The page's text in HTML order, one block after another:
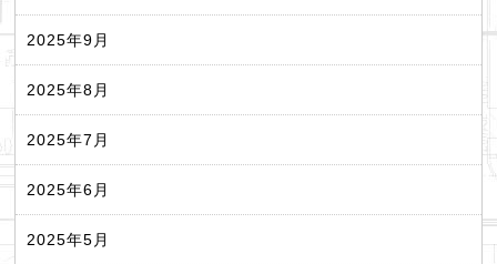
2025年9月
2025年8月
2025年7月
2025年6月
2025年5月